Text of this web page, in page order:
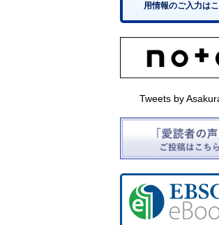
用情報のご入力は
Tweets by